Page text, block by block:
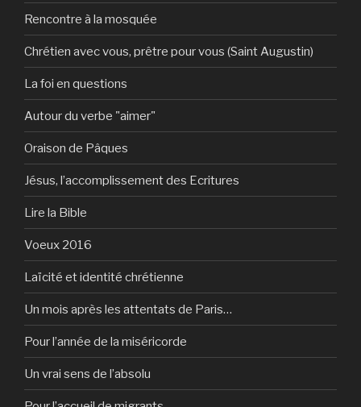
Rencontre à la mosquée
Chrétien avec vous, prêtre pour vous (Saint Augustin)
La foi en questions
Autour du verbe "aimer"
Oraison de Pâques
Jésus, l’accomplissement des Ecritures
Lire la Bible
Voeux 2016
Laïcité et identité chrétienne
Un mois après les attentats de Paris…
Pour l’année de la miséricorde
Un vrai sens de l’absolu